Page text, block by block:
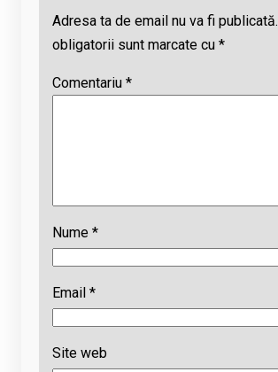
Adresa ta de email nu va fi publicată.
obligatorii sunt marcate cu *
Comentariu *
Nume *
Email *
Site web